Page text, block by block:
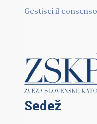
Gestisci il consenso
Sedež